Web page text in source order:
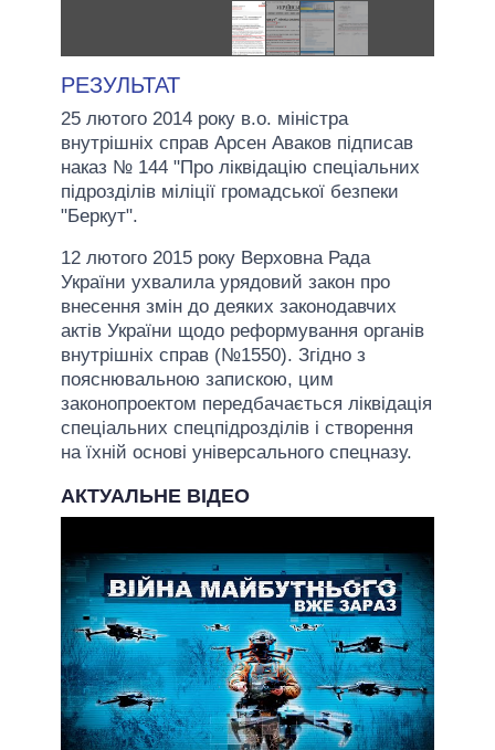
РЕЗУЛЬТАТ
25 лютого 2014 року в.о. міністра
внутрішніх справ Арсен Аваков підписав
наказ № 144 "Про ліквідацію спеціальних
підрозділів міліції громадської безпеки
"Беркут".
12 лютого 2015 року Верховна Рада
України ухвалила урядовий закон про
внесення змін до деяких законодавчих
актів України щодо реформування органів
внутрішніх справ (№1550). Згідно з
пояснювальною запискою, цим
законопроектом передбачається ліквідація
спеціальних спецпідрозділів і створення
на їхній основі універсального спецназу.
АКТУАЛЬНЕ ВІДЕО